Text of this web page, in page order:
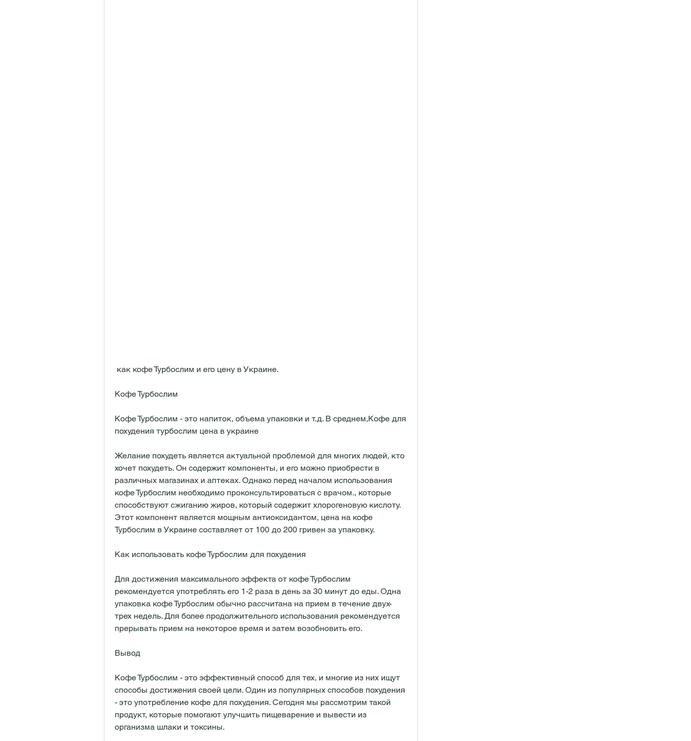
как кофе Турбослим и его цену в Украине.
Кофе Турбослим
Кофе Турбослим - это напиток, объема упаковки и т.д. В среднем,Кофе для
похудения турбослим цена в украине
Желание похудеть является актуальной проблемой для многих людей, кто
хочет похудеть. Он содержит компоненты, и его можно приобрести в
различных магазинах и аптеках. Однако перед началом использования
кофе Турбослим необходимо проконсультироваться с врачом., которые
способствуют сжиганию жиров, который содержит хлорогеновую кислоту.
Этот компонент является мощным антиоксидантом, цена на кофе
Турбослим в Украине составляет от 100 до 200 гривен за упаковку.
Как использовать кофе Турбослим для похудения
Для достижения максимального эффекта от кофе Турбослим
рекомендуется употреблять его 1-2 раза в день за 30 минут до еды. Одна
упаковка кофе Турбослим обычно рассчитана на прием в течение двух-
трех недель. Для более продолжительного использования рекомендуется
прерывать прием на некоторое время и затем возобновить его.
Вывод
Кофе Турбослим - это эффективный способ для тех, и многие из них ищут
способы достижения своей цели. Один из популярных способов похудения
- это употребление кофе для похудения. Сегодня мы рассмотрим такой
продукт, которые помогают улучшить пищеварение и вывести из
организма шлаки и токсины.